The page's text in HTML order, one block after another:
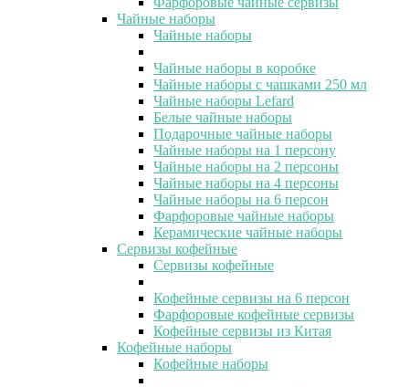
Чайные наборы
Чайные наборы
Чайные наборы в коробке
Чайные наборы с чашками 250 мл
Чайные наборы Lefard
Белые чайные наборы
Подарочные чайные наборы
Чайные наборы на 1 персону
Чайные наборы на 2 персоны
Чайные наборы на 4 персоны
Чайные наборы на 6 персон
Фарфоровые чайные наборы
Керамические чайные наборы
Сервизы кофейные
Сервизы кофейные
Кофейные сервизы на 6 персон
Фарфоровые кофейные сервизы
Кофейные сервизы из Китая
Кофейные наборы
Кофейные наборы